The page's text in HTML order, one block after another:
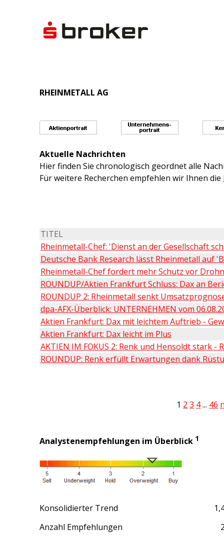
RHEINMETALL AG
Aktuelle Nachrichten
Hier finden Sie chronologisch geordnet alle
Für weitere Recherchen empfehlen wir Ihnen die
TITEL
Rheinmetall-Chef: 'Dienst an der Gesellschaft
Deutsche Bank Research lässt Rheinmetall auf
Rheinmetall-Chef fordert mehr Schutz vor
ROUNDUP/Aktien Frankfurt Schluss: Dax an
ROUNDUP 2: Rheinmetall senkt
dpa-AFX-Überblick: UNTERNEHMEN vom
Aktien Frankfurt: Dax mit leichtem Auftrieb -
Aktien Frankfurt: Dax leicht im Plus
AKTIEN IM FOKUS 2: Renk und Hensoldt stark -
ROUNDUP: Renk erfüllt Erwartungen dank
1 2 3 4... 46
Analystenempfehlungen im Überblick 1
Konsolidierter Trend
Anzahl Empfehlungen